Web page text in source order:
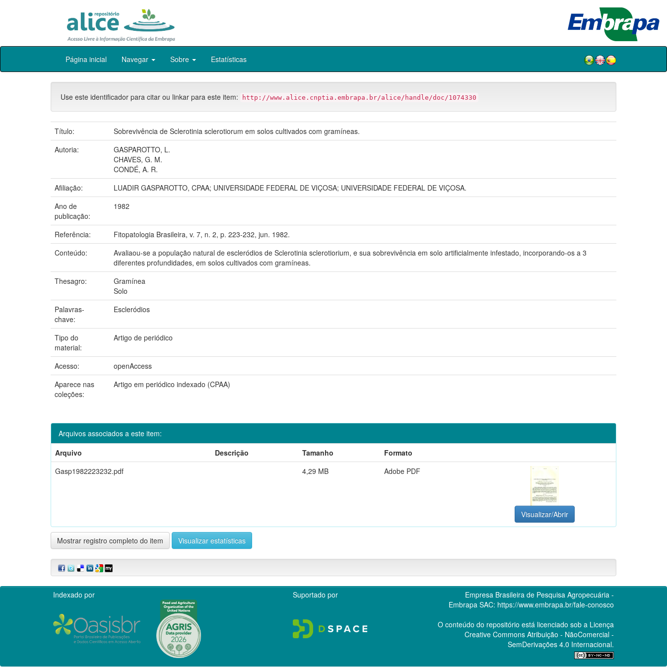
Skip
Página inicial Navegar Sobre Estatísticas
Use este identificador para citar ou linkar para este item: http://www.alice.cnptia.embrapa.br/alice/handle/doc/1074330
Título:
Sobrevivência de Sclerotinia sclerotiorum em solos cultivados com gramíneas.
Autoria:
GASPAROTTO, L.
CHAVES, G. M.
CONDÉ, A. R.
Afiliação:
LUADIR GASPAROTTO, CPAA; UNIVERSIDADE FEDERAL DE VIÇOSA; UNIVERSIDADE FEDERAL DE VIÇOSA.
Ano de
publicação:
1982
Referência:
Fitopatologia Brasileira, v. 7, n. 2, p. 223-232, jun. 1982.
Conteúdo:
Avaliaou-se a população natural de escleródios de Sclerotinia sclerotiorium, e sua sobrevivência em solo artificialmente infestado, incorporando-os a 3
diferentes profundidades, em solos cultivados com gramíneas.
Thesagro:
Gramínea
Solo
Palavras-
chave:
Escleródios
Tipo do
material:
Artigo de periódico
Acesso:
openAccess
Aparece nas
coleções:
Artigo em periódico indexado (CPAA)
Arquivos associados a este item:
Arquivo
Descrição Tamanho
Formato
Gasp1982223232.pdf
4,29 MB Adobe PDF
Visualizar/Abrir
Mostrar registro completo do item Visualizar estatísticas
Indexado por Suportado por
Empresa Brasileira de Pesquisa Agropecuária -
Embrapa SAC: https://www.embrapa.br/fale-conosco
O conteúdo do repositório está licenciado sob a Licença
Creative CommonsAtribuição - NãoComercial -
SemDerivações 4.0 Internacional.